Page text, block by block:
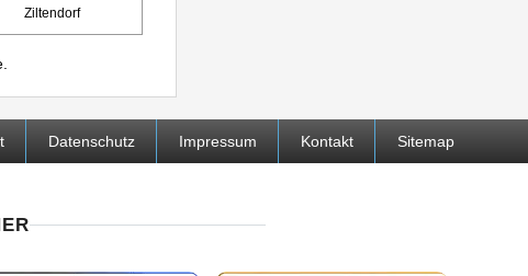
Ziltendorf
Datenschutz Impressum Kontakt Sitemap